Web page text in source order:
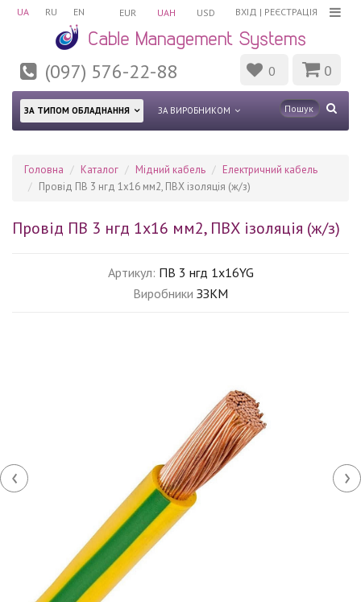
UA RU EN ВХІД | РЕЄСТРАЦІЯ
EUR UAH USD
(097) 576-22-88 0 0
ЗА ТИПОМ ОБЛАДНАННЯ ЗА ВИРОБНИКОМ
Головна Каталог Мідний кабель
Електричний кабель
Провід ПВ 3 нгд 1х16 мм2, ПВХ ізоляція (ж/з)
Провід ПВ 3 нгд 1х16 мм2, ПВХ ізоляція (ж/з)
Артикул: ПВ 3 нгд 1х16YG
Виробники ЗЗКМ
‹ ›